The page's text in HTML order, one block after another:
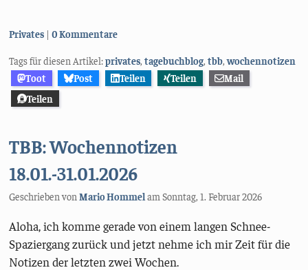
Kategorien:
Privates 0 Kommentare
Tags für diesen Artikel:privates,tagebuchblog,tbb,wochennotizen
Toot
Post Teilen Teilen
Mail
Teilen
TBB: Wochennotizen
18.01.-31.01.2026
Geschrieben vonMario HommelamSonntag, 1. Februar 2026
Aloha, ich komme gerade von einem langen Schnee-
Spaziergang zurück und jetzt nehme ich mir Zeit für die
Notizen der letzten zwei Wochen.